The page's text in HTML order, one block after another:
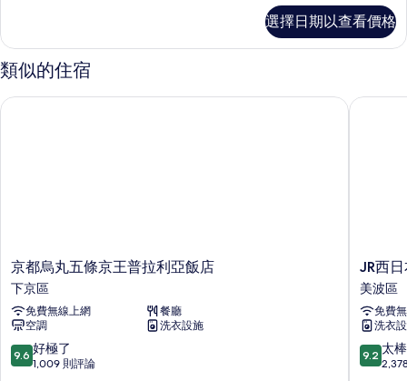
of
the
House)
的
非
吸
煙
(Run
選擇日期以查看價格
類似的住宿
京
都
烏
丸
五
條
京
京都烏丸五條京王普拉利亞飯店
下京區
免費無線上網
餐廳
空調
洗衣設施
9.6
分，
9.6 好極了
1,009 則評論
京都烏丸五條京王普拉利亞飯店
JR
西
日
本
集
團
維
JR西
美波區
免費
洗衣
9.2
分，
9.2 太
JR西日